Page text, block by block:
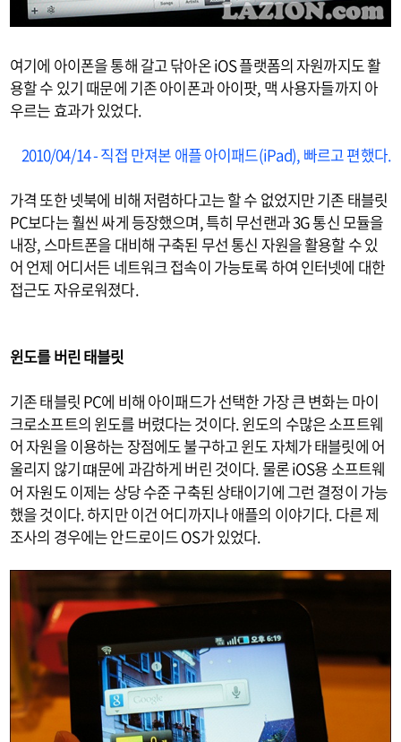
여기에 아이폰을 통해 갈고 닦아온 iOS 플랫폼의 자원까지도 활
용할 수 있기 때문에 기존 아이폰과 아이팟, 맥 사용자들까지 아
우르는 효과가 있었다.
2010/04/14 - 직접 만져본 애플 아이패드(iPad), 빠르고 편했다.
가격 또한 넷북에 비해 저렴하다고는 할 수 없었지만 기존 태블릿
PC보다는 훨씬 싸게 등장했으며, 특히 무선랜과 3G 통신 모듈을
내장, 스마트폰을 대비해 구축된 무선 통신 자원을 활용할 수 있
어 언제 어디서든 네트워크 접속이 가능토록 하여 인터넷에 대한
접근도 자유로워졌다.
윈도를 버린 태블릿
기존 태블릿 PC에 비해 아이패드가 선택한 가장 큰 변화는 마이
크로소프트의 윈도를 버렸다는 것이다. 윈도의 수많은 소프트웨
어 자원을 이용하는 장점에도 불구하고 윈도 자체가 태블릿에 어
울리지 않기 떄문에 과감하게 버린 것이다. 물론 iOS용 소프트웨
어 자원도 이제는 상당 수준 구축된 상태이기에 그런 결정이 가능
했을 것이다. 하지만 이건 어디까지나 애플의 이야기다. 다른 제
조사의 경우에는 안드로이드 OS가 있었다.